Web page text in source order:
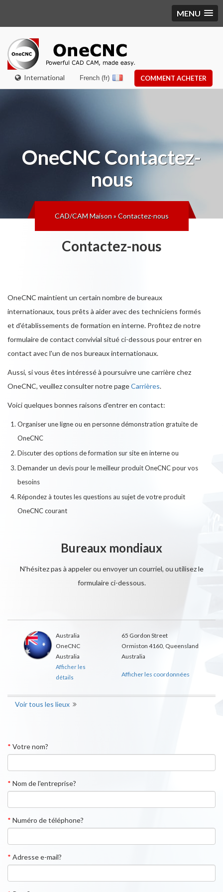
MENU
International COMMENT ACHETER
French (fr)
OneCNCContactez-
nous
CAD/CAM Maison»Contactez-nous
Contactez-nous
OneCNC maintient un certain nombre de bureaux
internationaux, tous prêts à aider avec des techniciens formés
et d'établissements de formation en interne. Profitez de notre
formulaire de contact convivial situé ci-dessous pour entrer en
contact avec l'un de nos bureaux internationaux.
Aussi, si vous êtes intéressé à poursuivre une carrière chez
OneCNC, veuillez consulter notre pageCarrières.
Voici quelques bonnes raisons d'entrer en contact:
Organiser une ligne ou en personne démonstration gratuite de
OneCNC
Discuter des options de formation sur site en interne ou
Demander un devis pour le meilleur produit OneCNC pour vos
besoins
Répondez à toutes les questions au sujet de votre produit
OneCNC courant
Bureaux mondiaux
N'hésitez pas à appeler ou envoyer un courriel, ou utilisez le
formulaire ci-dessous.
Australia
OneCNC
Australia
Afficher les
détails
65 Gordon Street
Ormiston 4160, Queensland
Australia
Afficher les coordonnées
Voir tous les lieux
* Votre nom?
* Nom de l'entreprise?
* Numéro de téléphone?
* Adresse e-mail?